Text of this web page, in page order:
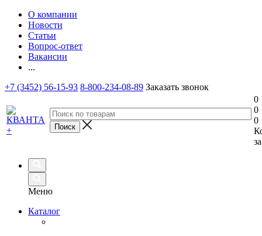
О компании
Новости
Статьи
Вопрос-ответ
Вакансии
...
+7 (3452) 56-15-93 8-800-234-08-89 Заказать звонок
0
0
0
Меню
Каталог